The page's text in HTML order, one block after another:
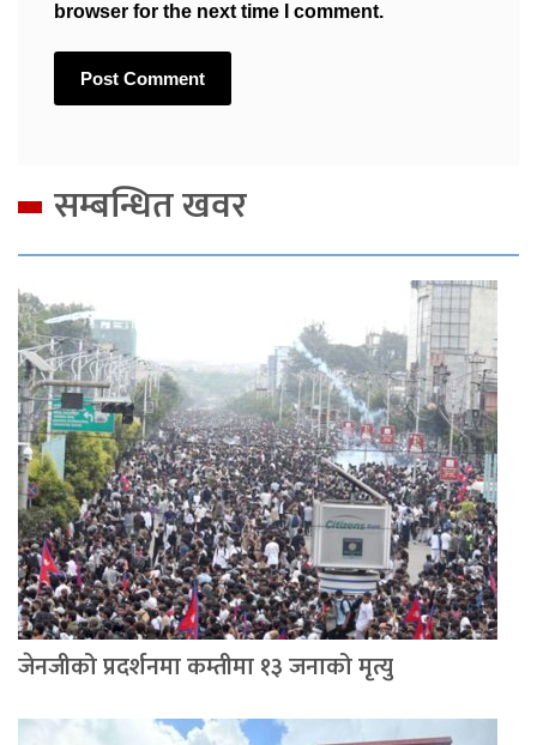
browser for the next time I comment.
सम्बन्धित खवर
जेनजीको प्रदर्शनमा कम्तीमा १३ जनाको मृत्यु